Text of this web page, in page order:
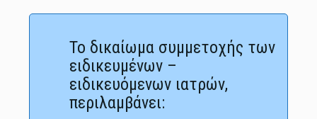
Το δικαίωμα συμμετοχής των
ειδικευμένων –
ειδικευόμενων ιατρών,
περιλαμβάνει: